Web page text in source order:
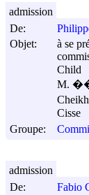
De:
Objet:
à se
Child
M.
Cisse
Groupe:
admission
De:
Fabio
admission